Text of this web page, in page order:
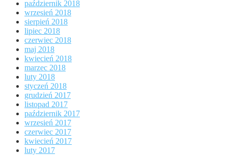
październik 2018
wrzesień 2018
sierpień 2018
lipiec 2018
czerwiec 2018
maj 2018
kwiecień 2018
marzec 2018
luty 2018
styczeń 2018
grudzień 2017
listopad 2017
październik 2017
wrzesień 2017
czerwiec 2017
kwiecień 2017
luty 2017